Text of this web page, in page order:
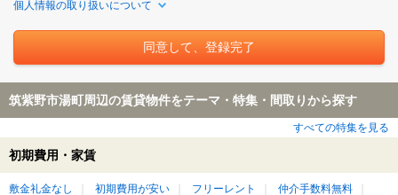
個人情報の取り扱いについて
筑紫野市湯町周辺の賃貸物件をテーマ・特集・間取りから探す
すべての特集を見る
初期費用・家賃
敷金礼金なし 初期費用が安い フリーレント
仲介手数料無料